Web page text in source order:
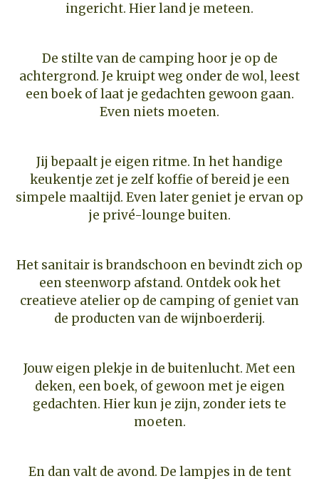
ingericht. Hier land je meteen.
De stilte van de camping hoor je op de
achtergrond. Je kruipt weg onder de wol, leest
een boek of laat je gedachten gewoon gaan.
Even niets moeten.
Jij bepaalt je eigen ritme. In het handige
keukentje zet je zelf koffie of bereid je een
simpele maaltijd. Even later geniet je ervan op
je privé-lounge buiten.
Het sanitair is brandschoon en bevindt zich op
een steenworp afstand. Ontdek ook het
creatieve atelier op de camping of geniet van
de producten van de wijnboerderij.
Jouw eigen plekje in de buitenlucht. Met een
deken, een boek, of gewoon met je eigen
gedachten. Hier kun je zijn, zonder iets te
moeten.
En dan valt de avond. De lampjes in de tent